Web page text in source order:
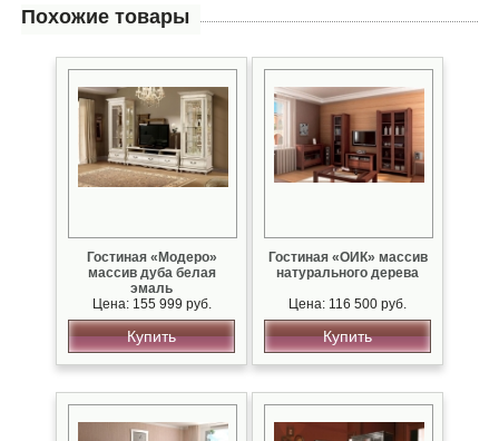
Похожие товары
Гостиная «Модеро»
массив дуба белая
эмаль
Цена: 155 999 руб.
Купить
Гостиная «ОИК» массив
натурального дерева
Цена: 116 500 руб.
Купить